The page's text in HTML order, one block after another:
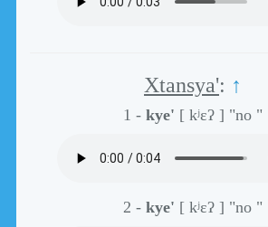
Xtansya': ↑
1 - kye' [ kʲɛʔ ] "no "
2 - kye' [ kʲɛʔ ] "no "